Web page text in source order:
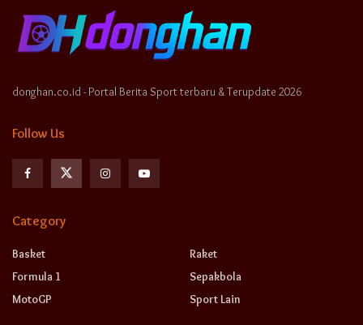
donghan.co.id - Portal Berita Sport terbaru & Terupdate 2026
Follow Us
Category
Basket
Formula 1
MotoGP
Raket
Sepakbola
Sport Lain